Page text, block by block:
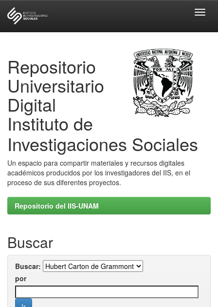
Repositorio
Universitario
Digital
Instituto de
Investigaciones Sociales
Un espacio para compartir materiales y recursos digitales
académicos producidos por los investigadores del IIS, en el
proceso de sus diferentes proyectos.
Repositorio del IIS-UNAM
Buscar
Buscar:
por